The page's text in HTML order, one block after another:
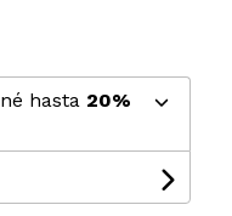
hasta 20%